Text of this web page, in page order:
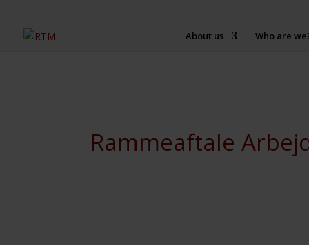
About us Who are
Rammeaftale